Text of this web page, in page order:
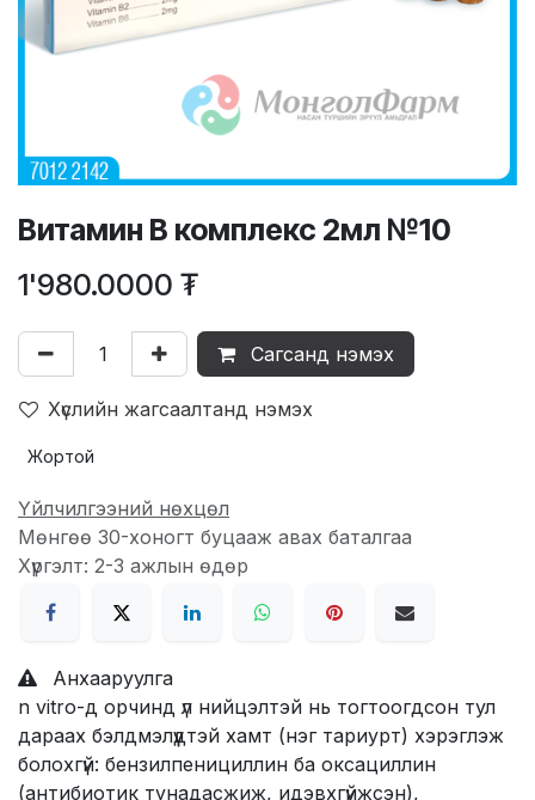
Витамин В комплекс 2мл №10
1'980.0000 ₮
Сагсанд нэмэх
Хүслийн жагсаалтанд нэмэх
Жортой
Үйлчилгээний нөхцөл
Мөнгөө 30-хоногт буцааж авах баталгаа
Хүргэлт: 2-3 ажлын өдөр
Анхааруулга
n vitro-д орчинд үл нийцэлтэй нь тогтоогдсон тул
дараах бэлдмэлүүдтэй хамт (нэг тариурт) хэрэглэж
болохгүй: бензилпенициллин ба оксациллин
(антибиотик тунадасжиж, идэвхгүйжсэн),